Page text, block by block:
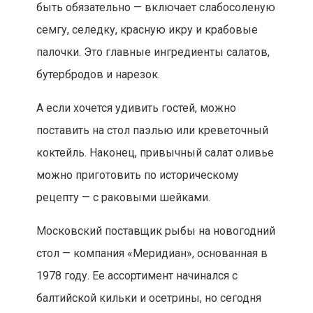
быть обязательно — включает слабосоленую
семгу, селедку, красную икру и крабовые
палочки. Это главные ингредиенты салатов,
бутербродов и нарезок.
А если хочется удивить гостей, можно
поставить на стол паэлью или креветочный
коктейль. Наконец, привычный салат оливье
можно приготовить по историческому
рецепту — с раковыми шейками.
Московский поставщик рыбы на новогодний
стол — компания «Меридиан», основанная в
1978 году. Ее ассортимент начинался с
балтийской кильки и осетрины, но сегодня